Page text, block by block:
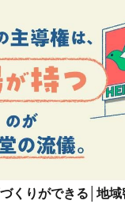
くりができる│地